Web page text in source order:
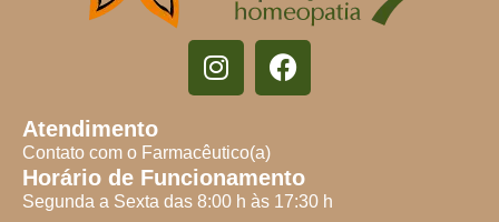
Atendimento
Contato com o Farmacêutico(a)
Horário de Funcionamento
Segunda a Sexta das 8:00 h às 17:30 h